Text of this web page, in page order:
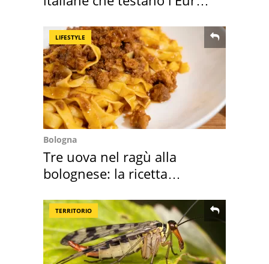
LIFESTYLE
Bologna
Tre uova nel ragù alla
bolognese: la ricetta
TERRITORIO